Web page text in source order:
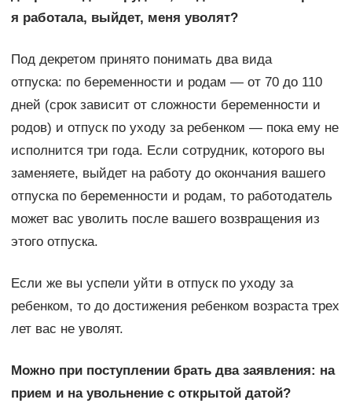
я работала, выйдет, меня уволят?
Под декретом принято понимать два вида
отпуска: по беременности и родам — от 70 до 110
дней (срок зависит от сложности беременности и
родов) и отпуск по уходу за ребенком — пока ему не
исполнится три года. Если сотрудник, которого вы
заменяете, выйдет на работу до окончания вашего
отпуска по беременности и родам, то работодатель
может вас уволить после вашего возвращения из
этого отпуска.
Если же вы успели уйти в отпуск по уходу за
ребенком, то до достижения ребенком возраста трех
лет вас не уволят.
Можно при поступлении брать два заявления: на
прием и на увольнение с открытой датой?